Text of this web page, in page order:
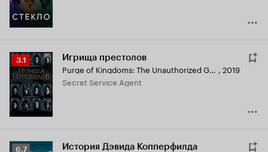
Рейтинг
Кинопоиска
3.1
3.1 Игрища престолов
Purge of Kingdoms: The Unauthorized Game of Thrones Parody , 2019
Secret Service Agent
Рейтинг
6.7 История Дэвида Копперфилда